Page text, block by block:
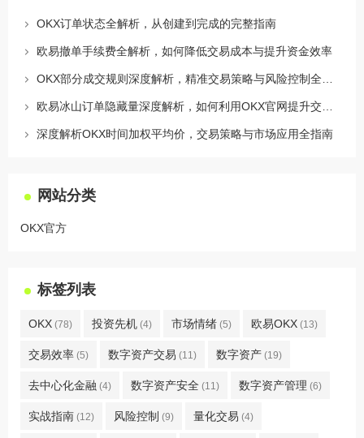
OKX订单状态全解析，从创建到完成的完整指南
欧易撤单手续费全解析，如何降低交易成本与提升资金效率
深度解析OKX时间加权平均价，交易策略与市场应用全指南
网站分类
OKX官方
标签列表
OKX (78) 投资先机 (4) 市场情绪 (5) 欧易OKX (13)
交易效率 (5) 数字资产交易 (11) 数字资产 (19)
去中心化金融 (4) 数字资产安全 (11) 数字资产管理 (6)
实战指南 (12) 风险控制 (9) 量化交易 (4)